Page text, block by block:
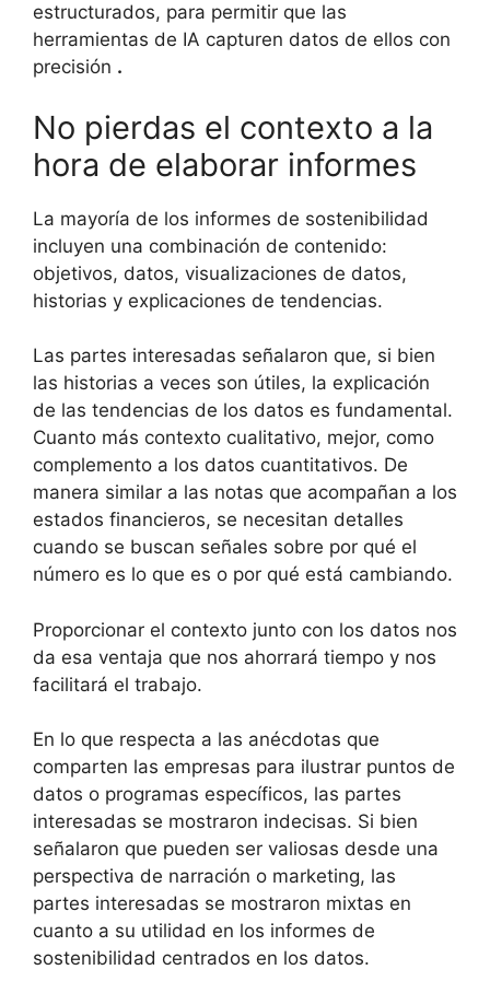
estructurados, para permitir que las
herramientas de IA capturen datos de ellos con
precisión .
No pierdas el contexto a la
hora de elaborar informes
La mayoría de los informes de sostenibilidad
incluyen una combinación de contenido:
objetivos, datos, visualizaciones de datos,
historias y explicaciones de tendencias.
Las partes interesadas señalaron que, si bien
las historias a veces son útiles, la explicación
de las tendencias de los datos es fundamental.
Cuanto más contexto cualitativo, mejor, como
complemento a los datos cuantitativos. De
manera similar a las notas que acompañan a los
estados financieros, se necesitan detalles
cuando se buscan señales sobre por qué el
número es lo que es o por qué está cambiando.
Proporcionar el contexto junto con los datos nos
da esa ventaja que nos ahorrará tiempo y nos
facilitará el trabajo.
En lo que respecta a las anécdotas que
comparten las empresas para ilustrar puntos de
datos o programas específicos, las partes
interesadas se mostraron indecisas. Si bien
señalaron que pueden ser valiosas desde una
perspectiva de narración o marketing, las
partes interesadas se mostraron mixtas en
cuanto a su utilidad en los informes de
sostenibilidad centrados en los datos.